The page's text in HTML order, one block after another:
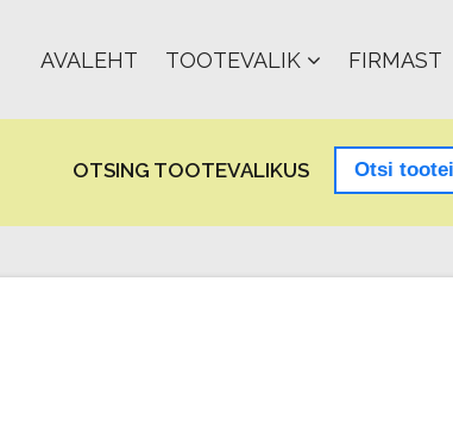
AVALEHT TOOTEVALIK FIRMAST
OTSING TOOTEVALIKUS